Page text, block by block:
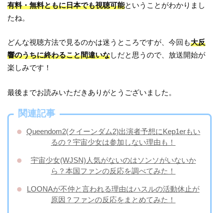
有料・無料ともに日本でも視聴可能ということがわかりまし
たね。
どんな視聴方法で見るのかは迷うところですが、今回も大反
響のうちに終わること間違いなしだと思うので、放送開始が
楽しみです！
最後までお読みいただきありがとうございました。
関連記事
Queendom2(クイーンダム2)出演者予想にKep1erもい
るの？宇宙少女は参加しない理由も！
宇宙少女(WJSN)人気がないのはソンソがいないか
ら？本国ファンの反応を調べてみた！
LOONAが不仲と言われる理由はハスルの活動休止が
原因？ファンの反応をまとめてみた！